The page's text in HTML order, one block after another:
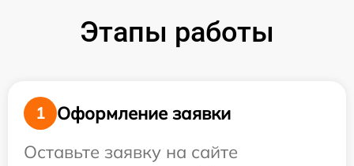
Этапы работы
1
Оформление заявки
Оставьте заявку на сайте